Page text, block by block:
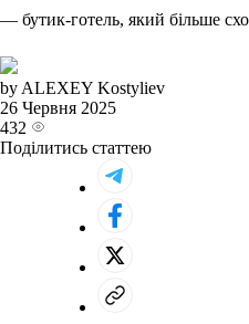
— бутик-готель, який більше
by ALEXEY Kostyliev
26 Червня 2025
432
Поділитись статтею